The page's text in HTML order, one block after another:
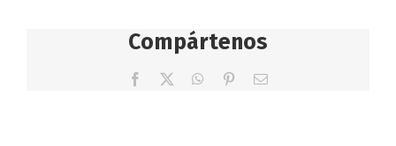
Compártenos
Facebook WhatsApp
PinterestCorreo